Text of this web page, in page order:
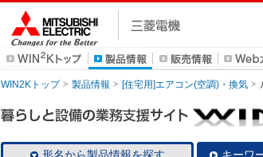
WIN2Kトップ 製品情報 [住宅用]エアコン(空調)・換気